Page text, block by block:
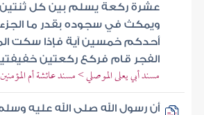
عشرة ركعة يسلم بين كل ثنتين
ويمكث في سجوده بقدر ما الجزء
أحدكم خمسين آية فإذا سكت
الفجر قام فركع ركعتين
مسند أبي يعلى الموصلي > مسند عائشة أم
أن رسول الله صلى الله عليه